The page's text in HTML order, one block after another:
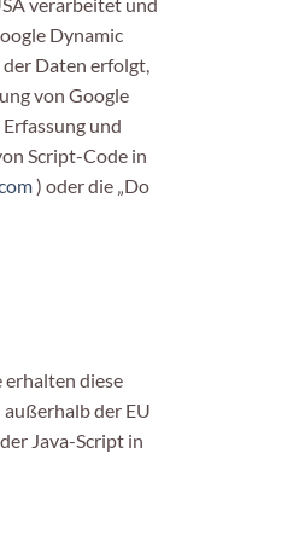
Dynamic
Daten erfolgt,
von Google
Erfassung und
Script-Code in
) oder die „Do
diese
der EU
Java-Script in